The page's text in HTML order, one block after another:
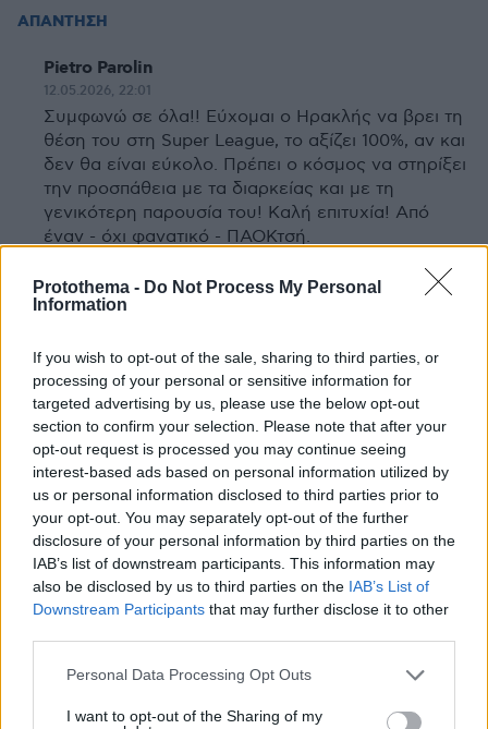
Protothema - Do Not Process My Personal
Information
If you wish to opt-out of the sale, sharing to third parties, or
processing of your personal or sensitive information for
targeted advertising by us, please use the below opt-out
section to confirm your selection. Please note that after your
opt-out request is processed you may continue seeing
interest-based ads based on personal information utilized by
us or personal information disclosed to third parties prior to
your opt-out. You may separately opt-out of the further
disclosure of your personal information by third parties on the
IAB’s list of downstream participants. This information may
also be disclosed by us to third parties on the IAB’s List of
Downstream Participants that may further disclose it to other
Please note that this website/app uses one or more Google
not limited to your visit or usage behaviour. You may click to
Personal Data Processing Opt Outs
I want to opt-out of the Sharing of my
ΑΠΑΝΤΗΣΗ
Pietro Parolin
12.05.2026, 22:01
Συμφωνώ σε όλα!! Εύχομαι ο Ηρακλής να βρει τη
θέση του στη Super League, το αξίζει 100%, αν και
δεν θα είναι εύκολο. Πρέπει ο κόσμος να στηρίξει
την προσπάθεια με τα διαρκείας και με τη
γενικότερη παρουσία του! Καλή επιτυχία! Από
έναν - όχι φανατικό - ΠΑΟΚτσή.
12.05.2026, 21:35
Καλή επιτυχία στον Ηρακλή,με σοβαρότητα η
διοίκηση αρχίζει νωρίς να φτιάχνει την ομάδα.
Μόνο έτσι γίνεται σωστή δουλειά. Αυτά να δει ο
πρόεδρος της ΑΕΛ ο Νταβέλης που κουβάλησε
για προπονητή τον άπειρο και λίγο Πετράκη και
παίχτες που δεν μπορούσαν να σταθούν σε
ομάδες ούτε β.εθνικης. Και πάλι καλή τύχη στον
συμπαθεστατο Ηρακλή.
ΑΠΑΝΤΗΣΗ
12.05.2026, 21:02